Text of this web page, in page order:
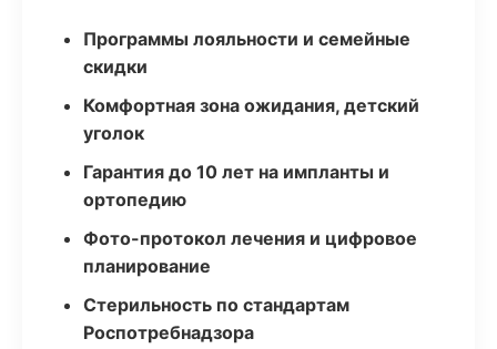
Программы лояльности и семейные
скидки
Комфортная зона ожидания, детский
уголок
Гарантия до 10 лет на импланты и
ортопедию
Фото-протокол лечения и цифровое
планирование
Стерильность по стандартам
Роспотребнадзора